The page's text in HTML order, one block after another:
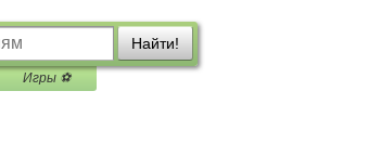
Найти!
Игры ⚽